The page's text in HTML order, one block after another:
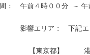
間：　午前４時００分  ～
リア：　下記エリア
都】　　　港